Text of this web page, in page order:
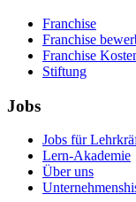
Franchise
Franchise
Franchise
Stiftung
Jobs
Jobs für
Lern-Akademie
Über uns